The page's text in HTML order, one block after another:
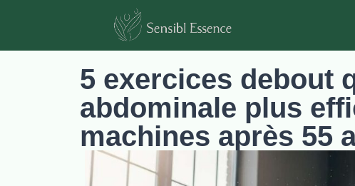
5 exercices debout
abdominale plus
machines après 55